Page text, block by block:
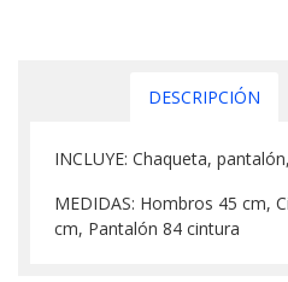
DESCRIPCIÓN
INCLUYE: Chaqueta,
MEDIDAS: Hombros 45 cm,
cm, Pantalón 84 cintura